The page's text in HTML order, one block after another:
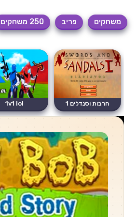
משחקים פריב 250 משחקים
חרבות וסנדלים 1
גלדיאטור
1v1 lol